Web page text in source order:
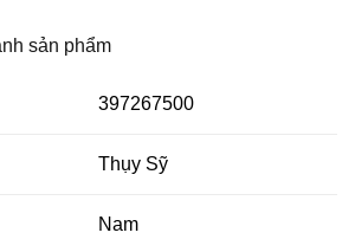
397267500
Thụy Sỹ
Nam